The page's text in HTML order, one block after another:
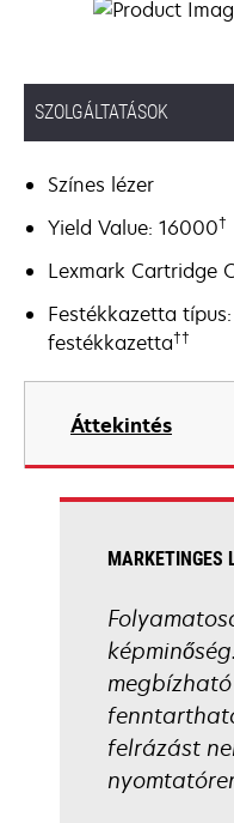
SZOLGÁLTATÁSOK
Színes lézer
Yield Value: 16000†
Lexmark Cartridge
Festékkazetta
festékkazetta††
Áttekintés
MARKETINGES
megbízható
felrázást